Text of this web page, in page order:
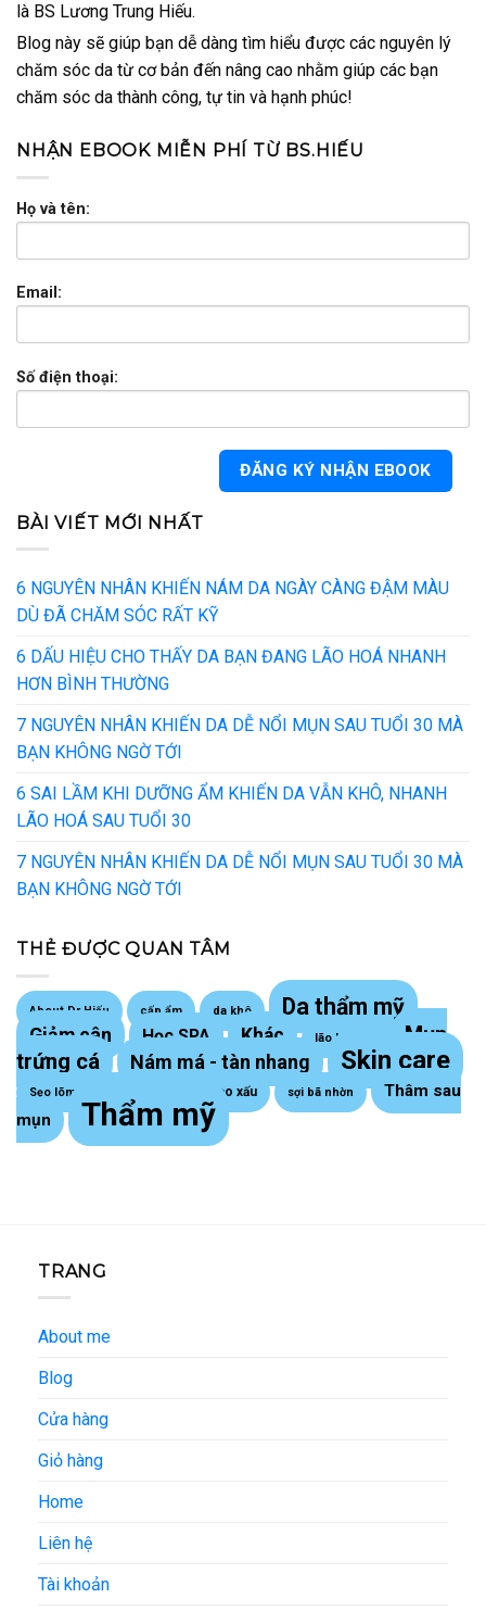
là BS Lương Trung Hiếu.
Blog này sẽ giúp bạn dễ dàng tìm hiểu được các nguyên lý
chăm sóc da từ cơ bản đến nâng cao nhằm giúp các bạn
chăm sóc da thành công, tự tin và hạnh phúc!
NHẬN EBOOK MIỄN PHÍ TỪ BS.HIẾU
Họ và tên:
Email:
Số điện thoại:
BÀI VIẾT MỚI NHẤT
6 NGUYÊN NHÂN KHIẾN NÁM DA NGÀY CÀNG ĐẬM MÀU
DÙ ĐÃ CHĂM SÓC RẤT KỸ
6 DẤU HIỆU CHO THẤY DA BẠN ĐANG LÃO HOÁ NHANH
HƠN BÌNH THƯỜNG
7 NGUYÊN NHÂN KHIẾN DA DỄ NỔI MỤN SAU TUỔI 30 MÀ
BẠN KHÔNG NGỜ TỚI
6 SAI LẦM KHI DƯỠNG ẨM KHIẾN DA VẪN KHÔ, NHANH
LÃO HOÁ SAU TUỔI 30
7 NGUYÊN NHÂN KHIẾN DA DỄ NỔI MỤN SAU TUỔI 30 MÀ
BẠN KHÔNG NGỜ TỚI
THẺ ĐƯỢC QUAN TÂM
About Dr Hiếu cấp ẩm da khô Da thẩm mỹ
Giảm cân Học SPA Khác lão hoá da
Mụn
trứng cá
Nám má - tàn nhang Skin care
Sẹo lõm trứng cá Sẹo lồi - sẹo xấu sợi bã nhờn
Thâm sau
mụn
Thẩm mỹ
TRANG
About me
Blog
Cửa hàng
Giỏ hàng
Home
Liên hệ
Tài khoản